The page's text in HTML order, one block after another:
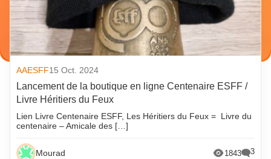
AAESFF15 Oct. 2024
Lancement de la boutique en ligne Centenaire ESFF /
Livre Héritiers du Feux
Lien Livre Centenaire ESFF, Les Héritiers du Feux = Livre du
centenaire – Amicale des […]
Mourad 1843 3